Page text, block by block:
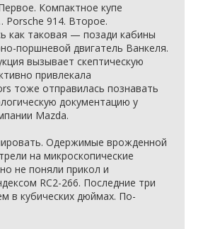
Компактное купе
Porsche 914. Второе.
как таковая — позади кабины
поршневой двигатель Ванкеля.
вызывает скептическую
привлекала
тоже отправилась познавать
документацию у
Mazda.
Одержимые врожденной
на микроскопические
не поняли прикол и
RC2-266. Последние три
в кубических дюймах. По-